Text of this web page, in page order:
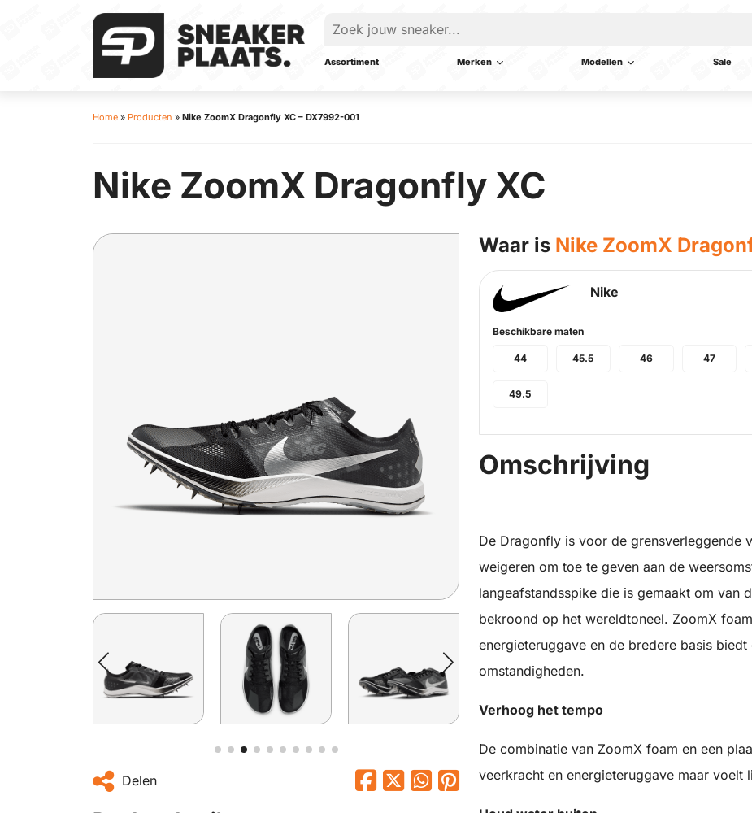
Assortiment Merken Modellen Sale
Home » Producten » Nike ZoomX Dragonfly XC – DX7992-001
Nike ZoomX Dragonfly XC
Delen
Waar is Nike ZoomX
Nike
Beschikbare maten
46
45.5 47
49.5
44
Omschrijving
De Dragonfly is voor de grensverleggende
weigeren om toe te geven aan de
langeafstandsspike die is gemaakt om van
bekroond op het wereldtoneel. ZoomX
energieteruggave en de bredere basis
omstandigheden.
Verhoog het tempo
De combinatie van ZoomX foam en een
veerkracht en energieteruggave maar voelt